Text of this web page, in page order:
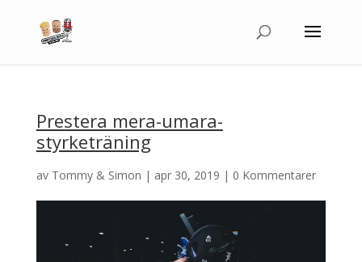
Prestera mera-umara-
styrketräning
av Tommy & Simon | apr 30, 2019 | 0 Kommentarer